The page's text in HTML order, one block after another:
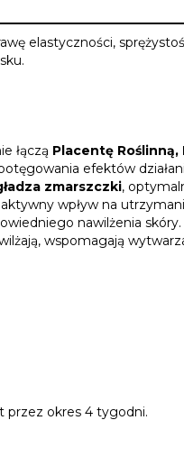
elastyczności,
łączą Placentę
efektów
zmarszczki,
wpływ na
nawilżenia
wspomagają
przez okres 4 tygodni.